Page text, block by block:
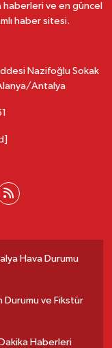
haberleri ve en güncel
haber sitesi.
Nazifoğlu Sokak
Antalya
Hava Durumu
Durumu ve Fikstür
Haberleri